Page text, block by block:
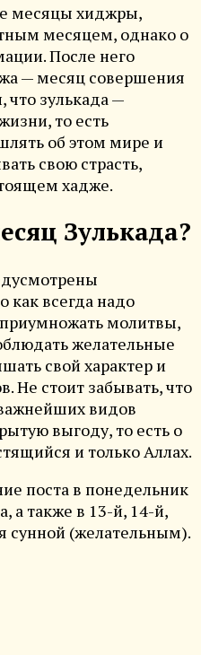
месяцы хиджры,
месяцем, однако о
После него
— месяц совершения
зулькада —
то есть
об этом мире и
свою страсть,
хадже.
Зулькада?
как всегда надо
молитвы,
желательные
свой характер и
Не стоит забывать, что
видов
выгоду, то есть о
и только Аллах.
поста в понедельник
а также в 13-й, 14-й,
сунной (желательным).